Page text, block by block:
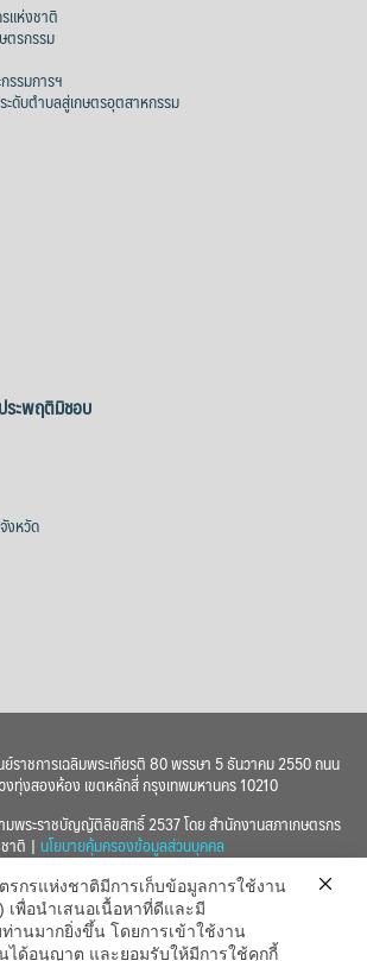
แห่งชาติ
ตรกรรม
รรมการฯ
ดับตำบลสู่เกษตรอุตสาหกรรม
ระพฤติมิชอบ
งหวัด
ราชการเฉลิมพระเกียรติ 80 พรรษา 5 ธันวาคม 2550 ถนน
งทุ่งสองห้อง เขตหลักสี่ กรุงเทพมหานคร 10210
พระราชบัญญัติลิขสิทธิ์ 2537 โดย สำนักงานสภาเกษตรกร
าติ | นโยบายคุ้มครองข้อมูลส่วนบุคคล
รกรแห่งชาติมีการเก็บข้อมูลการใช้งาน
เพื่อนำเสนอเนื้อหาที่ดีและมี
านมากยิ่งขึ้น โดยการเข้าใช้งาน
ได้อนุญาต และยอมรับให้มีการใช้คุกกี้